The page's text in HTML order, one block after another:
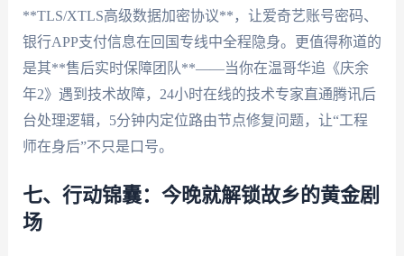
**TLS/XTLS高级数据加密协议**，让爱奇艺账号密码、
银行APP支付信息在回国专线中全程隐身。更值得称道的
是其**售后实时保障团队**——当你在温哥华追《庆余
年2》遇到技术故障，24小时在线的技术专家直通腾讯后
台处理逻辑，5分钟内定位路由节点修复问题，让“工程
师在身后”不只是口号。
七、行动锦囊：今晚就解锁故乡的黄金剧
场